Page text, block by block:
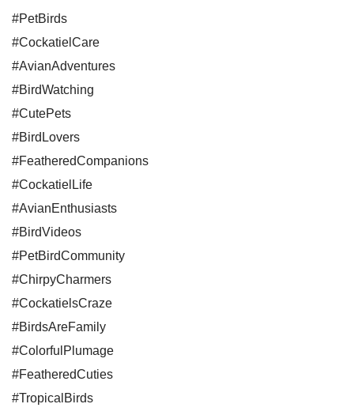
#PetBirds
#CockatielCare
#AvianAdventures
#BirdWatching
#CutePets
#BirdLovers
#FeatheredCompanions
#CockatielLife
#AvianEnthusiasts
#BirdVideos
#PetBirdCommunity
#ChirpyCharmers
#CockatielsCraze
#BirdsAreFamily
#ColorfulPlumage
#FeatheredCuties
#TropicalBirds